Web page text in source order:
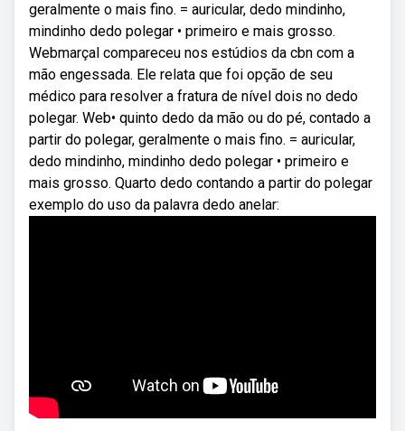
geralmente o mais fino. = auricular, dedo mindinho,
mindinho dedo polegar • primeiro e mais grosso.
Webmarçal compareceu nos estúdios da cbn com a
mão engessada. Ele relata que foi opção de seu
médico para resolver a fratura de nível dois no dedo
polegar. Web• quinto dedo da mão ou do pé, contado a
partir do polegar, geralmente o mais fino. = auricular,
dedo mindinho, mindinho dedo polegar • primeiro e
mais grosso. Quarto dedo contando a partir do polegar
exemplo do uso da palavra dedo anelar: